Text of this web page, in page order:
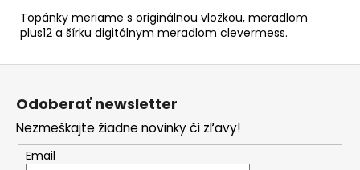
Topánky meriame s originálnou vložkou, meradlom
plus12 a šírku digitálnym meradlom clevermess.
Z
Odoberať newsletter
Nezmeškajte žiadne novinky či zľavy!
Email